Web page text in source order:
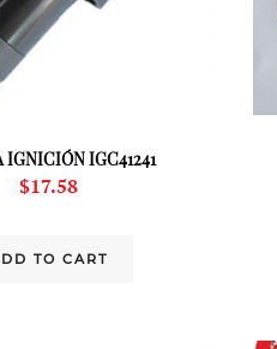
IGNICIÓN IGC41241
$17.58
TO CART